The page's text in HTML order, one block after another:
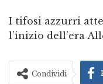
I tifosi azzurri
l’inizio dell’era
Condividi